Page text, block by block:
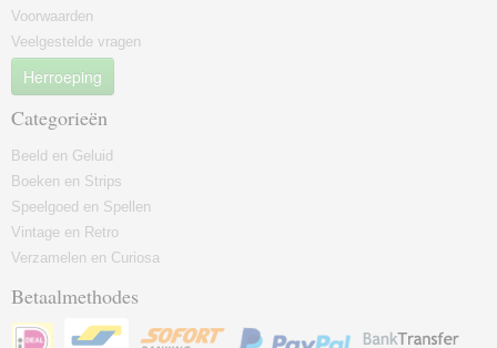
Voorwaarden
Veelgestelde vragen
Herroeping
Categorieën
Beeld en Geluid
Boeken en Strips
Speelgoed en Spellen
Vintage en Retro
Verzamelen en Curiosa
Betaalmethodes